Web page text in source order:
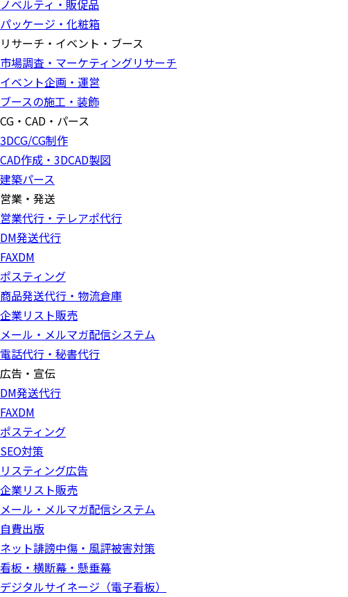
ノベルティ・販促品
パッケージ・化粧箱
リサーチ・イベント・ブース
市場調査・マーケティングリサーチ
イベント企画・運営
ブースの施工・装飾
CG・CAD・パース
3DCG/CG制作
CAD作成・3DCAD製図
建築パース
営業・発送
営業代行・テレアポ代行
DM発送代行
FAXDM
ポスティング
商品発送代行・物流倉庫
企業リスト販売
メール・メルマガ配信システム
電話代行・秘書代行
広告・宣伝
DM発送代行
FAXDM
ポスティング
SEO対策
リスティング広告
企業リスト販売
メール・メルマガ配信システム
自費出版
ネット誹謗中傷・風評被害対策
看板・横断幕・懸垂幕
デジタルサイネージ（電子看板）